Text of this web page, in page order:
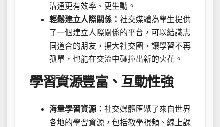
溝通更有效率、更生動。
輕鬆建立人際關係： 社交媒體為學生提供
了一個建立人際關係的平台，可以結識志
同道合的朋友，擴大社交圈，讓學習不再
孤單，也能在交流中碰撞出新的火花。
學習資源豐富、互動性強
海量學習資源： 社交媒體匯聚了來自世界
各地的學習資源，包括教學視頻、線上課